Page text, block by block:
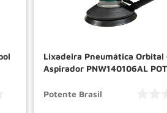
Lixadeira Pneumática Orbital
Aspirador PNW140106AL
Potente Brasil